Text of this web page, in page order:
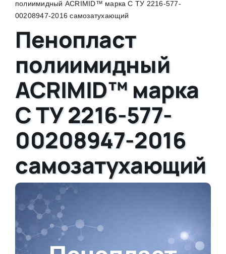
полиимидный ACRIMID™ марка С ТУ 2216-577-
00208947-2016 самозатухающий
Пенопласт
полиимидный
ACRIMID™ марка
С ТУ 2216-577-
00208947-2016
самозатухающий